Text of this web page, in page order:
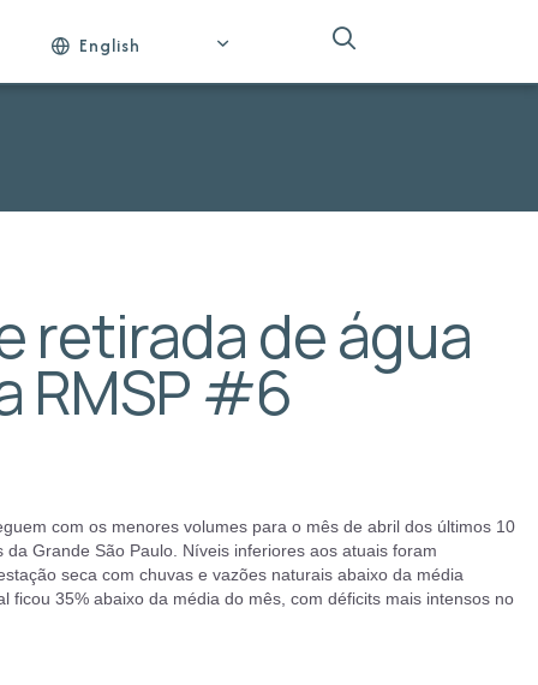
English
retirada de água
RMSP #6
com os menores volumes para o mês de abril dos últimos 10
Grande São Paulo. Níveis inferiores aos atuais foram
seca com chuvas e vazões naturais abaixo da média
35% abaixo da média do mês, com déficits mais intensos no